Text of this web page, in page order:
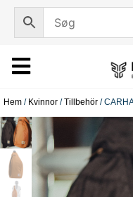
Hem / Kvinnor /Tillbehör /